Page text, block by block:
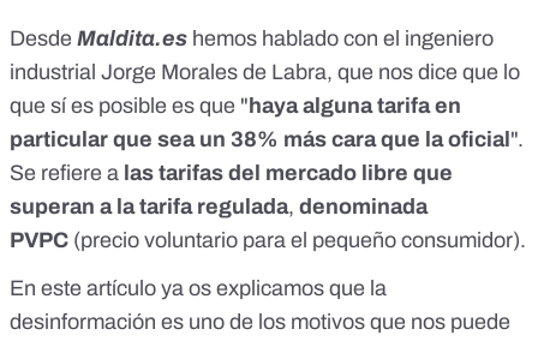
Desde Maldita.es hemos hablado con el ingeniero
industrial Jorge Morales de Labra, que nos dice que lo
que sí es posible es que "haya alguna tarifa en
particular que sea un 38% más cara que la oficial".
Se refiere a las tarifas del mercado libre que
superan a la tarifa regulada, denominada
PVPC (precio voluntario para el pequeño consumidor).
En este artículo ya os explicamos que la
desinformación es uno de los motivos que nos puede